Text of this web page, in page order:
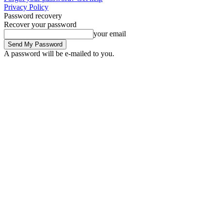
Privacy Policy
Password recovery
Recover your password
your email
A password will be e-mailed to you.